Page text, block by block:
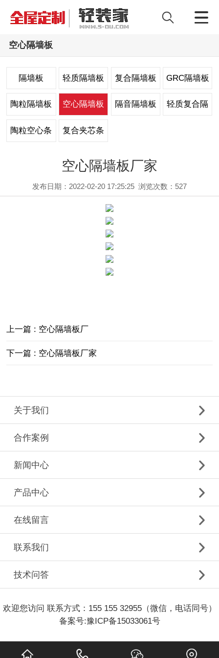
空心隔墙板
隔墙板 轻质隔墙板 复合隔墙板 GRC隔墙板
陶粒隔墙板 空心隔墙板 隔音隔墙板 轻质复合隔
陶粒空心条 复合夹芯条
空心隔墙板厂家
发布日期：2022-02-20 17:25:25 浏览次数： 527
上一篇 : 空心隔墙板厂
下一篇 : 空心隔墙板厂家
关于我们
合作案例
新闻中心
产品中心
在线留言
联系我们
技术问答
欢迎您访问 联系方式：155 155 32955（微信，电话同号）
备案号:豫ICP备15033061号